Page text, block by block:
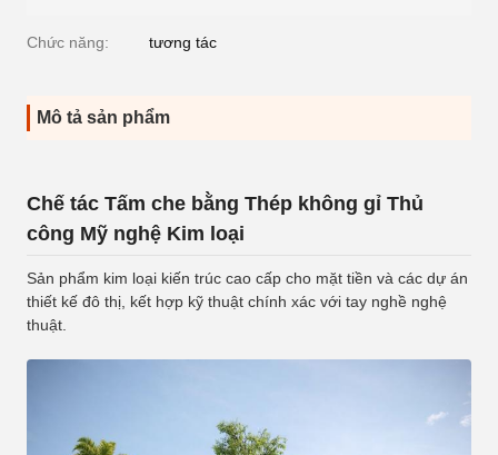
Chức năng: tương tác
Mô tả sản phẩm
Chế tác Tấm che bằng Thép không gỉ Thủ
công Mỹ nghệ Kim loại
Sản phẩm kim loại kiến trúc cao cấp cho mặt tiền và các dự án
thiết kế đô thị, kết hợp kỹ thuật chính xác với tay nghề nghệ
thuật.